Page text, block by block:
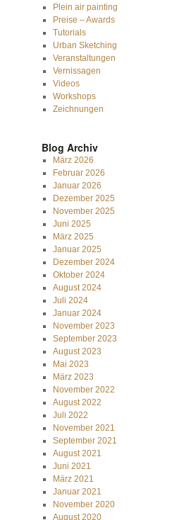
Plein air painting
Preise – Awards
Tutorials
Urban Sketching
Veranstaltungen
Vernissagen
Videos
Workshops
Zeichnungen
Blog Archiv
März 2026
Februar 2026
Januar 2026
Dezember 2025
November 2025
Juni 2025
März 2025
Januar 2025
Dezember 2024
Oktober 2024
August 2024
Juli 2024
Januar 2024
November 2023
September 2023
August 2023
Mai 2023
März 2023
November 2022
August 2022
Juli 2022
November 2021
September 2021
August 2021
Juni 2021
März 2021
Januar 2021
November 2020
August 2020